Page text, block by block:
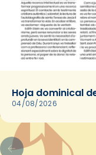
Hoja dominical
04/08/2026